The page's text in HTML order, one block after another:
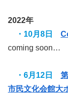
2022年
・10月8日
coming soon…
・6月12日
市民文化会館大